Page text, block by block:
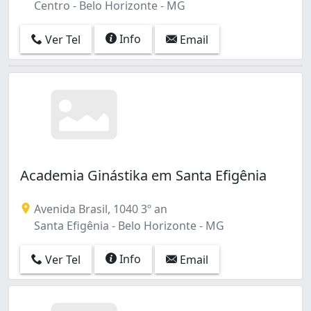
Nova Gameleira (1)
Nova Granada (2)
Padre Eustáquio (9)
Palmares (2)
Palmeiras (5)
Pampulha (4)
Paquetá (5)
Paraíso (1)
Parque São Pedro (Venda Nova) (3)
Pilar (1)
Centro - Belo Horizonte - MG
Ver Tel Info Email
Academia Ginástika em Santa Efigênia
Avenida Brasil, 1040 3º an
Santa Efigênia - Belo Horizonte - MG
Ver Tel Info Email